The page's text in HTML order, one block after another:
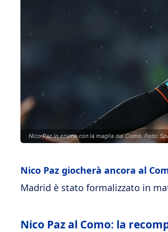
Nico Paz in azione con la maglia del Como. Foto:
Nico Paz giocherà ancora al
Madrid è stato formalizzato in
Nico Paz al Como: la